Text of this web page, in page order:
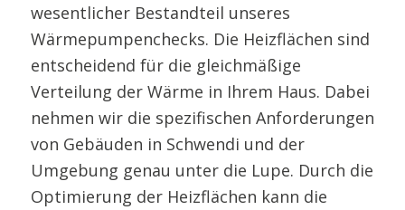
wesentlicher Bestandteil unseres
Wärmepumpenchecks. Die Heizflächen sind
entscheidend für die gleichmäßige
Verteilung der Wärme in Ihrem Haus. Dabei
nehmen wir die spezifischen Anforderungen
von Gebäuden in Schwendi und der
Umgebung genau unter die Lupe. Durch die
Optimierung der Heizflächen kann die